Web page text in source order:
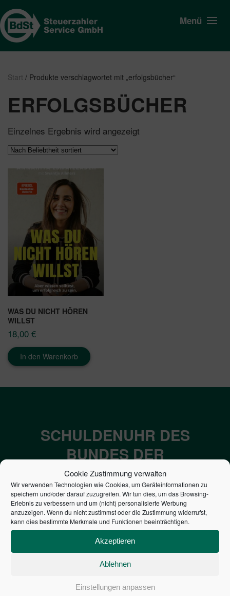
Cookie Zustimmung verwalten
Wir verwenden Technologien wie Cookies, um Geräteinformationen zu
speichern und/oder darauf zuzugreifen. Wir tun dies, um das Browsing-
Erlebnis zu verbessern und um (nicht) personalisierte Werbung
anzuzeigen. Wenn du nicht zustimmst oder die Zustimmung widerrufst,
kann dies bestimmte Merkmale und Funktionen beeinträchtigen.
Akzeptieren
Ablehnen
Einstellungen anpassen
Menü
Start / Produkte verschlagwortet mit „erfolgsbücher“
ERFOLGSBÜCHER
Einzelnes Ergebnis wird angezeigt
WAS DU NICHT HÖREN
WILLST
18,00 €
In den Warenkorb
SCHULDENUHR DES
BUNDES DER
STEUERZAHLER
7,052€
NEUVERSCHULDUNG